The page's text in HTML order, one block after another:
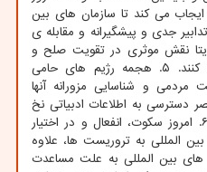
می کند تا سازمان های بین
جدی و پیشگیرانه و مقابله ی
نقش موثری در تقویت صلح و
امنیت بین المللی در جهان ایفا کنند. ۵. هجمه رژیم های حامی
و شناسایی مزورانه آنها
دسترسی به اطلاعات ادبیاتی نخ
نما، پرهزینه و فاقد ارزش است. ۶. امروز سکوت، انفعال و در اختیار
المللی به تروریست ها، علاوه
بین المللی به علت مساعدت